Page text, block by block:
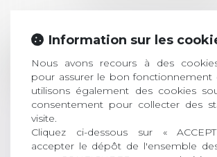
Prix de thèse
ouverture des
inscriptions
28
JUIL.
AVIS AUX RECENTS
récompense une
permis l’attribution
Information sur les
Nous avons recours à des
pour assurer le bon fonctionnement
utilisons également des cookies
consentement pour collecter des
visite.
Cliquez ci-dessous sur «
accepter le dépôt de l'ensemble